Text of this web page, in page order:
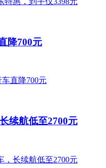
降700元
续航低至2700元